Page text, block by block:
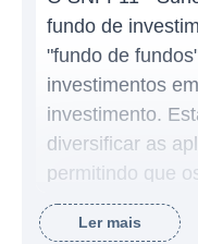
fundo de
"fundo de
investimentos
investimento.
diversificar as
permitindo que
uma carteira
investirLer mais